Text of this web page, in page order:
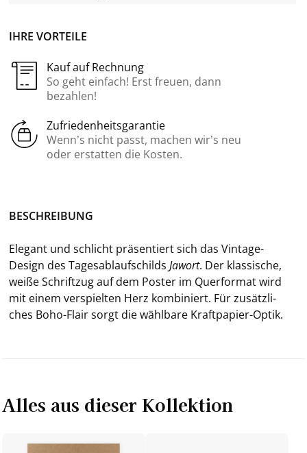
IHRE VORTEILE
Kauf auf Rechnung
So geht einfach! Erst freuen, dann
bezahlen!
Zufriedenheitsgarantie
Wenn’s nicht passt, machen wir’s neu
oder erstatten die Kosten.
BE­SCHREI­BUNG
Ele­gant und schlicht prä­sen­tiert sich das Vintage-​
Design des Ta­ges­ab­lauf­schilds Ja­wort. Der klas­si­sche,
weiße Schrift­zug auf dem Pos­ter im Quer­for­mat wird
mit einem ver­spiel­ten Herz kom­bi­niert. Für zu­sätz­li­
ches Boho-​Flair sorgt die wähl­ba­re Kraftpapier-​Optik.
Alles aus dieser Kollektion